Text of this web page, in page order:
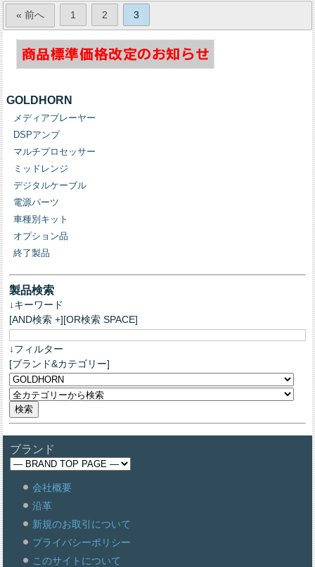
« 前へ 1 2 3
GOLDHORN
メディアプレーヤー
DSPアンプ
マルチプロセッサー
ミッドレンジ
デジタルケーブル
電源パーツ
車種別キット
オプション品
終了製品
製品検索
↓キーワード
[AND検索 +][OR検索 SPACE]
↓フィルター
[ブランド&カテゴリー]
ブランド
会社概要
沿革
新規のお取引について
プライバシーポリシー
このサイトについて